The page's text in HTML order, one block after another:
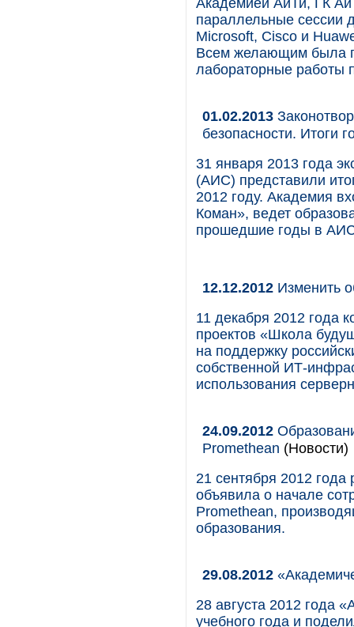
Академией АйТи, ГК
параллельные сессии
Microsoft, Cisco и
Всем желающим была
лабораторные работы
01.02.2013
безопасности. Итоги
31 января 2013 года
(АИС) представили
2012 году. Академия
Коман», ведет
прошедшие годы в
12.12.2012 Изменить
11 декабря 2012 года
проектов «Школа
на поддержку
собственной ИТ-
использования
24.09.2012
Promethean (Новости)
21 сентября 2012 года
объявила о начале
Promethean,
образования.
29.08.2012
28 августа 2012 года
учебного года и